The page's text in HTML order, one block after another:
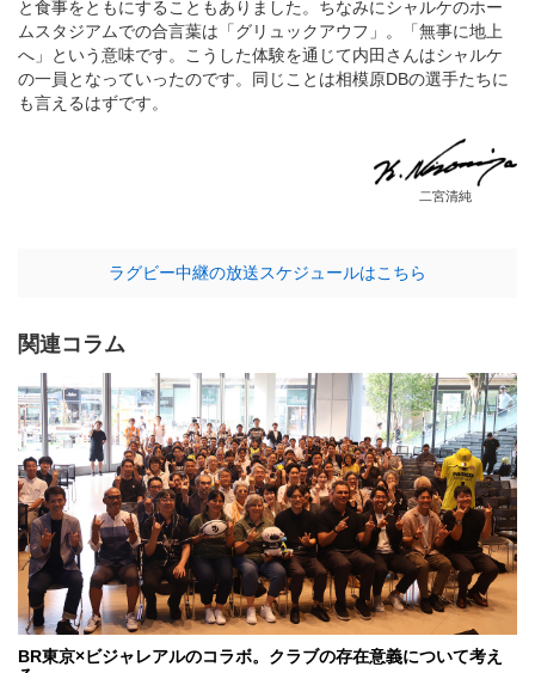
と食事をともにすることもありました。ちなみにシャルケのホー
ムスタジアムでの合言葉は「グリュックアウフ」。「無事に地上
へ」という意味です。こうした体験を通じて内田さんはシャルケ
の一員となっていったのです。同じことは相模原DBの選手たちに
も言えるはずです。
二宮清純
ラグビー中継の放送スケジュールはこちら
関連コラム
BR東京×ビジャレアルのコラボ。クラブの存在意義について考え